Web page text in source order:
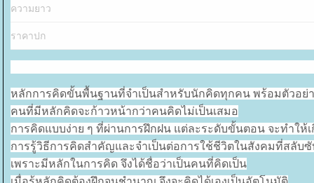
ความยาว
ราคาปก
หลักการคิดขั้นพื้นฐานที่จำเป็นสำหรับนักคิดทุกคน พร้อมตัวอย่า
คนที่มีหลักคิดจะก้าวหน้ากว่าคนคิดไม่เป็นเสมอ
การคิดแบบง่าย ๆ ที่ผ่านการฝึกฝน แต่ละระดับขั้นตอน จะทำใ
การรู้วิธีการคิดสำคัญและจำเป็นต่อการใช้ชีวิตในสังคมที่สลั
เพราะมีหลักในการคิด จึงได้ชื่อว่าเป็นคนที่คิดเป็น